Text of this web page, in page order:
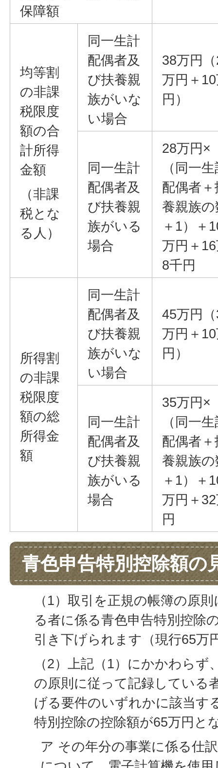
保障額
均等割
の非課
税限度
額の合
計所得
金額
（非課
税とな
る人）
同一生計
配偶者及
び扶養親
族がいな
い場合
38万円
万円＋
円）
同一生計
配偶者及
び扶養親
族がいる
場合
28万円×
（同一
配偶者＋
養親族の
＋1）＋
万円＋
8千円
所得割
の非課
税限度
額の総
所得金
額
同一生計
配偶者及
び扶養親
族がいな
い場合
45万円
万円＋
円）
同一生計
配偶者及
び扶養親
族がいる
場合
35万円×
（同一
配偶者＋
養親族の
＋1）＋
万円＋
円
青色申告特別控除額の
（1）取引を正規の帳簿の原
る者に係る青色申告特別控除
引き下げられます（現行65万
（2）上記（1）にかかわらず
の原則に従って記録している
げる要件のいずれかに該当す
特別控除の控除額が65万円と
ア その年分の事業に係る仕